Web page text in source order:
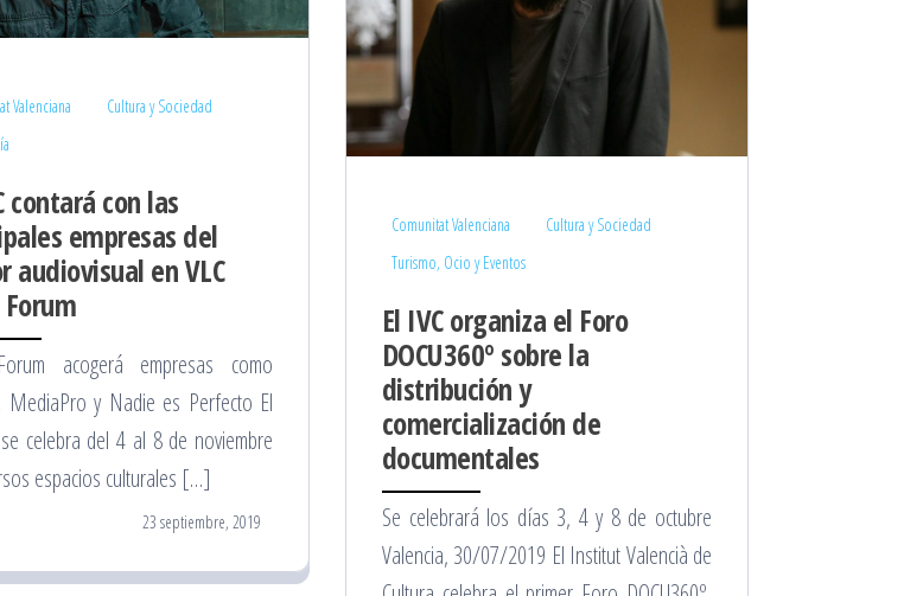
Valenciana
Cultura y Sociedad
contará con las
empresas del
audiovisual en VLC
acogerá empresas como
MediaPro y Nadie es Perfecto El
celebra del 4 al 8 de noviembre
espacios culturales […]
23 septiembre, 2019
Comunitat Valenciana
Cultura y Sociedad
Turismo, Ocio y Eventos
El IVC organiza el Foro
DOCU360º sobre la
distribución y
comercialización de
documentales
Se celebrará los días 3, 4 y 8 de octubre
Valencia, 30/07/2019 El Institut Valencià de